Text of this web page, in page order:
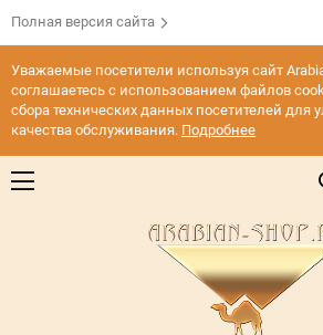
Полная версия сайта
Уважаемые посетители используя сайт
соглашаетесь с использованием файлов
сбора технических данных посетителей для
качества обслуживания. Подробнее